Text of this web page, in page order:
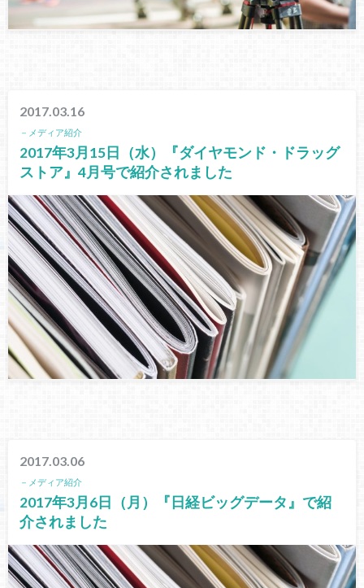
2017.03.16
－メディア紹介
2017年3月15日（水）『ダイヤモンド・ドラッグ
ストア』4月号で紹介されました
2017.03.06
－メディア紹介
2017年3月6日（月）『日経ビッグデータ』で紹
介されました